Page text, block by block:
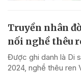
Truyền nhân
nối nghề thêu
Được ghi danh là Di
2024, nghề thêu ren